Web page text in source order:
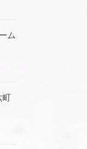
ム
町